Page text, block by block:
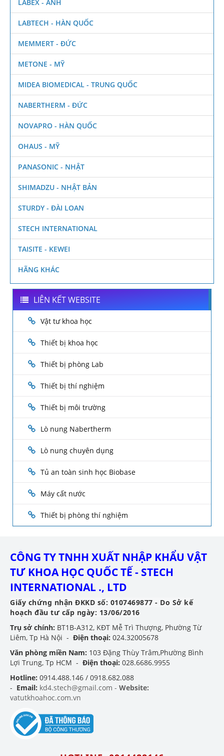
LABEX - ANH
LABTECH - HÀN QUỐC
MEMMERT - ĐỨC
METONE - MỸ
MIDEA BIOMEDICAL - TRUNG QUỐC
NABERTHERM - ĐỨC
NOVAPRO - HÀN QUỐC
OHAUS - MỸ
PANASONIC - NHẬT
SHIMADZU - NHẬT BẢN
STURDY - ĐÀI LOAN
STECH INTERNATIONAL
TAISITE - KEWEI
HÃNG KHÁC
LIÊN KẾT WEBSITE
Vật tư khoa học
Thiết bị khoa học
Thiết bị phòng Lab
Thiết bị thí nghiệm
Thiết bị môi trường
Lò nung Nabertherm
Lò nung chuyên dụng
Tủ an toàn sinh học Biobase
Máy cất nước
Thiết bị phòng thí nghiệm
CÔNG TY TNHH XUẤT NHẬP KHẨU VẬT
TƯ KHOA HỌC QUỐC TẾ - STECH
INTERNATIONAL ., LTD
Giấy chứng nhận ĐKKD số: 0107469877 - Do Sở kế
hoạch đầu tư cấp ngày: 13/06/2016
Trụ sở chính: BT1B-A312, KĐT Mễ Trì Thượng, Phường Từ
Liêm, Tp Hà Nội - Điện thoại: 024.32005678
Văn phòng miền Nam: 103 Đặng Thùy Trâm,Phường Bình
Lợi Trung, Tp HCM - Điện thoại: 028.6686.9955
Hotline: 0914.488.146 / 0918.682.088
- Email: kd4.stech@gmail.com - Website:
vatutkhoahoc.com.vn